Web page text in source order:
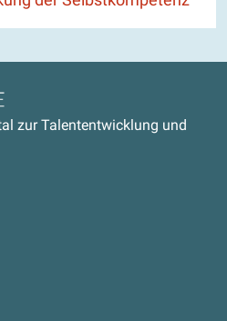
zur Talententwicklung und